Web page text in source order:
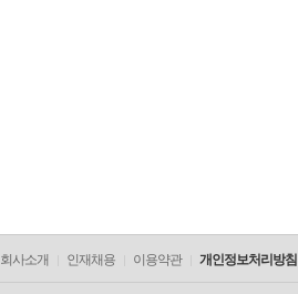
회사소개 인재채용 이용약관 개인정보처리방침